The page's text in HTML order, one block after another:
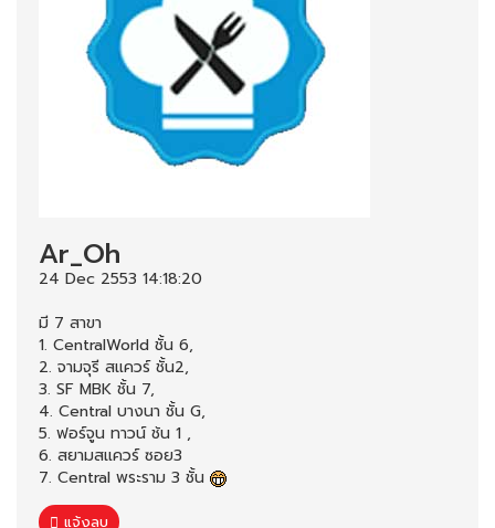
Ar_Oh
24 Dec 2553 14:18:20
มี 7 สาขา
1. CentralWorld ชั้น 6,
2. จามจุรี สแควร์ ชั้น2,
3. SF MBK ชั้น 7,
4. Central บางนา ชั้น G,
5. ฟอร์จูน ทาวน์ ช้น 1 ,
6. สยามสแควร์ ซอย3
7. Central พระราม 3 ชั้น
แจ้งลบ